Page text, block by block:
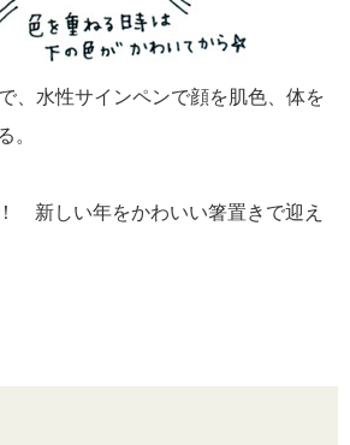
、水性サインペンで顔を肌色、体を
。
新しい年をかわいい箸置きで迎え